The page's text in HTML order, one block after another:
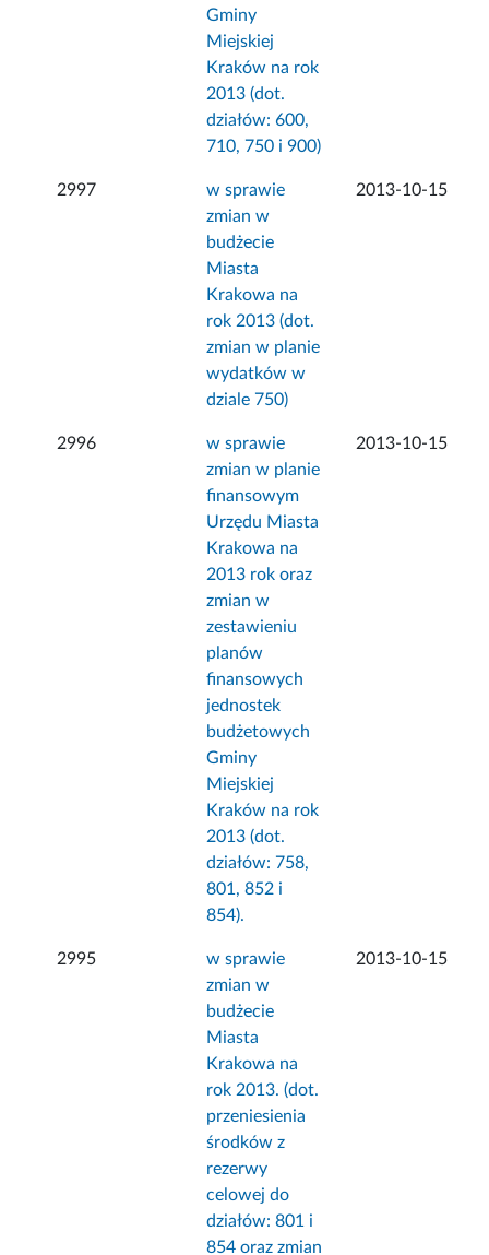
Gminy
Miejskiej
Kraków na rok
2013 (dot.
działów: 600,
710, 750 i 900)
2997
w sprawie
zmian w
budżecie
Miasta
Krakowa na
rok 2013 (dot.
zmian w planie
wydatków w
dziale 750)
2013-10-15
2996
w sprawie
zmian w planie
finansowym
Urzędu Miasta
Krakowa na
2013 rok oraz
zmian w
zestawieniu
planów
finansowych
jednostek
budżetowych
Gminy
Miejskiej
Kraków na rok
2013 (dot.
działów: 758,
801, 852 i
854).
2013-10-15
2995
w sprawie
zmian w
budżecie
Miasta
Krakowa na
rok 2013. (dot.
przeniesienia
środków z
rezerwy
celowej do
działów: 801 i
854 oraz zmian
2013-10-15